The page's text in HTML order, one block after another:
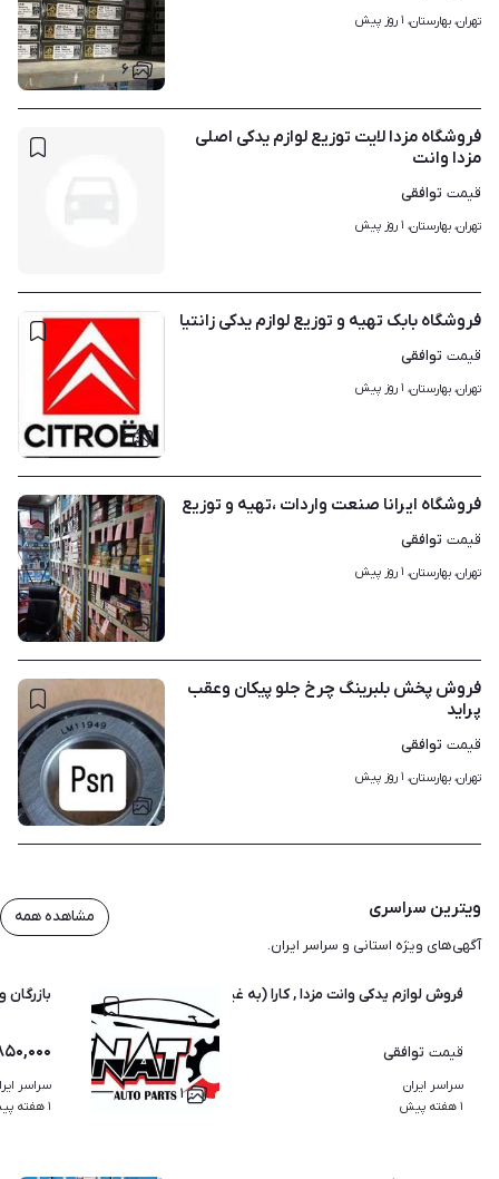
۶
تهران، بهارستان، ۱ روز پیش
فروشگاه مزدا لایت توزیع لوازم یدکی اصلی
مزدا وانت
قیمت توافقی
تهران، بهارستان، ۱ روز پیش
۶
فروشگاه بابک تهیه و توزیع لوازم یدکی زانتیا
قیمت توافقی
تهران، بهارستان، ۱ روز پیش
۸
فروشگاه ایرانا صنعت واردات ،تهیه و توزیع
قیمت توافقی
تهران، بهارستان، ۱ روز پیش
۱
فروش پخش بلبرینگ چرخ جلو پیکان وعقب
پراید
قیمت توافقی
تهران، بهارستان، ۱ روز پیش
ویترین سراسری
آگهی‌های ویژه استانی و سراسر ایران.
مشاهده همه
۱
فروش لوازم یدکی وانت مزدا , کارا (به غیر از بدنه )
قیمت توافقی
سراسر ایران
۱ هفته پیش
بازرگان
سراسر
۱ هفته پیش